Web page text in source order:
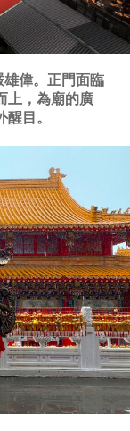
偉。正門面臨
上，為廟的廣
目。